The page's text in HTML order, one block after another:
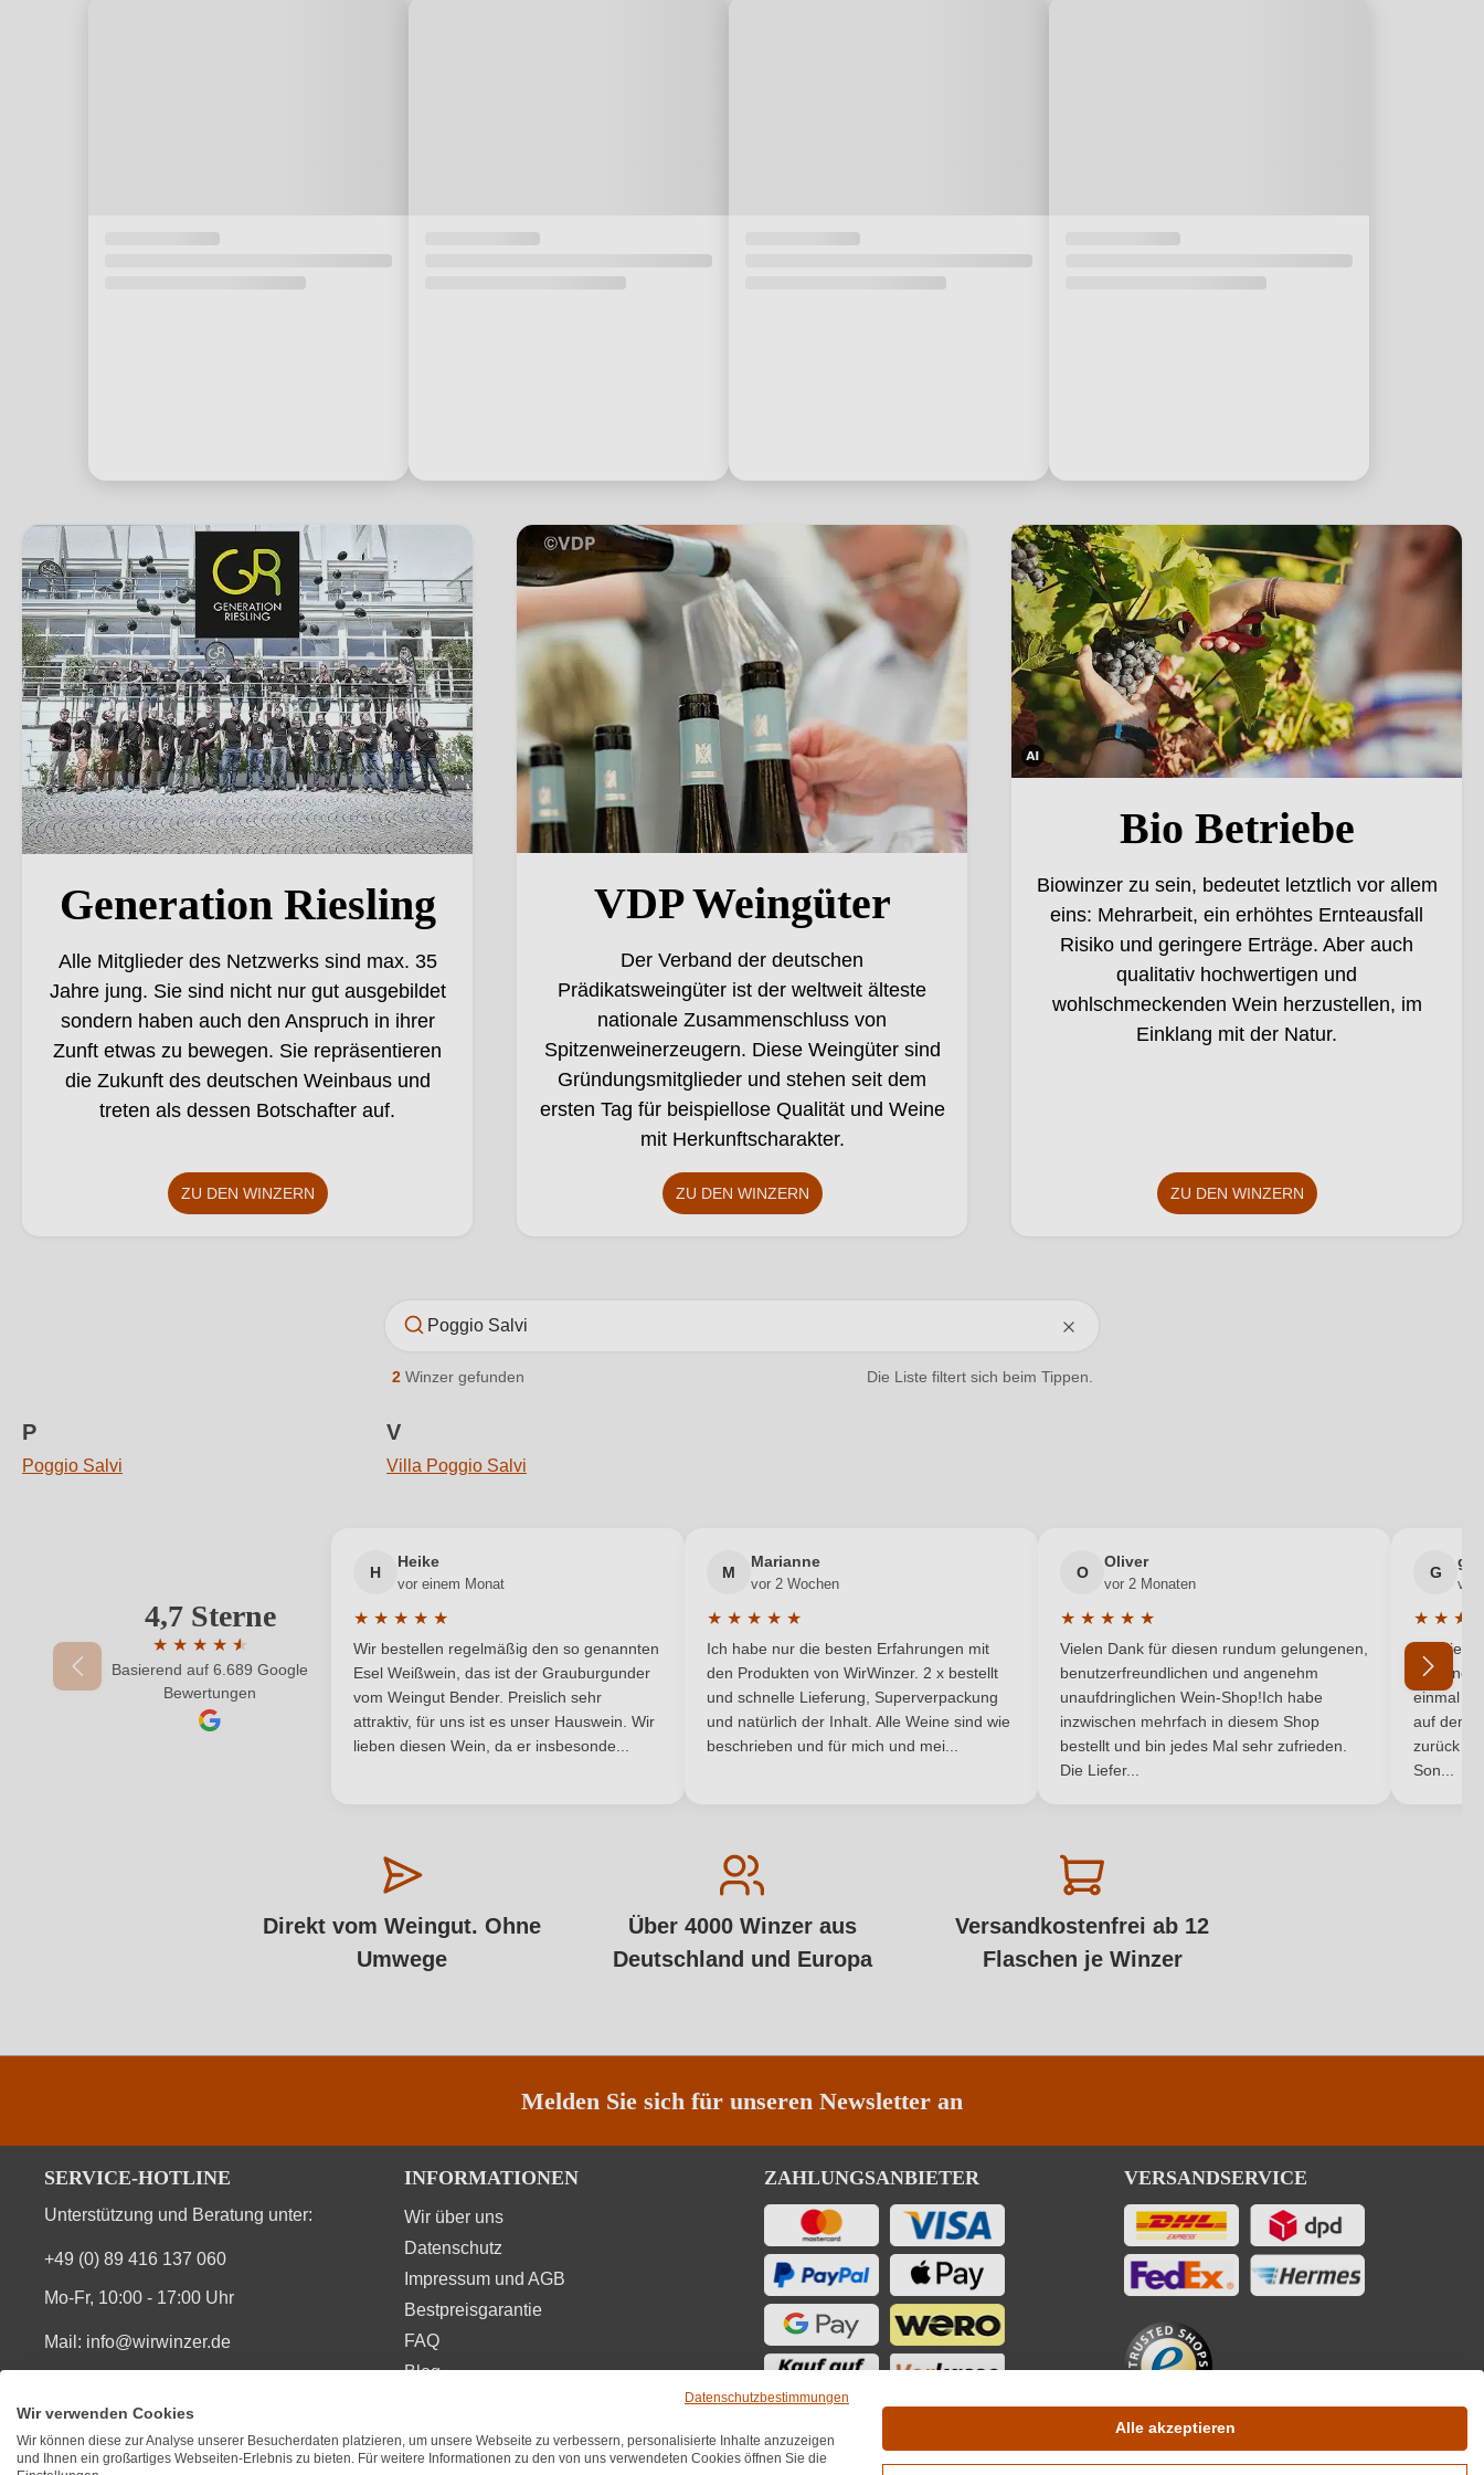
Generation Riesling
Generation Riesling
Alle Mitglieder des Netzwerks sind max. 35
Jahre jung. Sie sind nicht nur gut ausgebildet
sondern haben auch den Anspruch in ihrer
Zunft etwas zu bewegen. Sie repräsentieren
die Zukunft des deutschen Weinbaus und
treten als dessen Botschafter auf.
ZU DEN WINZERN
VDP Weingüter
VDP Weingüter
Der Verband der deutschen
Prädikatsweingüter ist der weltweit älteste
nationale Zusammenschluss von
Spitzenweinerzeugern. Diese Weingüter sind
Gründungsmitglieder und stehen seit dem
ersten Tag für beispiellose Qualität und Weine
mit Herkunftscharakter.
ZU DEN WINZERN
Bio Betriebe. Dieses Bild wurde mithilfe von KI verändert.
Bio Betriebe
Biowinzer zu sein, bedeutet letztlich vor allem
eins: Mehrarbeit, ein erhöhtes Ernteausfall
Risiko und geringere Erträge. Aber auch
qualitativ hochwertigen und
wohlschmeckenden Wein herzustellen, im
Einklang mit der Natur.
ZU DEN WINZERN
2Winzer gefunden Die Liste filtert sich beim Tippen.
P
Poggio Salvi
V
Villa Poggio Salvi
4,7 Sterne
★ ★ ★ ★ ★
★
Durchschnittliche Bewertung von 4.7 von 5 Sternen
Basierend auf 6.689 Google
Bewertungen
H
Heike
vor einem Monat
★ ★ ★ ★ ★
Durchschnittliche Bewertung von 5 von 5 Sternen
Wir bestellen regelmäßig den so genannten
Esel Weißwein, das ist der Grauburgunder
vom Weingut Bender. Preislich sehr
attraktiv, für uns ist es unser Hauswein. Wir
lieben diesen Wein, da er insbesonde...
M
Marianne
vor 2 Wochen
★ ★ ★ ★ ★
Durchschnittliche Bewertung von 5 von 5 Sternen
Ich habe nur die besten Erfahrungen mit
den Produkten von WirWinzer. 2 x bestellt
und schnelle Lieferung, Superverpackung
und natürlich der Inhalt. Alle Weine sind wie
beschrieben und für mich und mei...
O
Oliver
vor 2 Monaten
★ ★ ★ ★ ★
Durchschnittliche Bewertung von 5 von 5 Sternen
Vielen Dank für diesen rundum gelungenen,
benutzerfreundlichen und angenehm
unaufdringlichen Wein-Shop!Ich habe
inzwischen mehrfach in diesem Shop
bestellt und bin jedes Mal sehr zufrieden.
Die Liefer...
G
vor
★ ★ ★
Die
hat eine
einmal
auf dem
zurück
Son...
Direkt vom Weingut. Ohne
Umwege
Über 4000 Winzer aus
Deutschland und Europa
Versandkostenfrei ab 12
Flaschen je Winzer
Melden Sie sich für unseren Newsletter an
SERVICE-HOTLINE
Unterstützung und Beratung unter:
+49 (0) 89 416 137 060
Mo-Fr, 10:00 - 17:00 Uhr
Mail: info@wirwinzer.de
INFORMATIONEN
Wir über uns
Datenschutz
Impressum und AGB
Bestpreisgarantie
FAQ
Blog
ZAHLUNGSANBIETER VERSANDSERVICE
SIE FINDEN UNS AUCH AUF BEWERTUNGEN
Datenschutzbestimmungen
Wir verwenden Cookies
Wir können diese zur Analyse unserer Besucherdaten platzieren, um unsere Webseite zu verbessern, personalisierte Inhalte anzuzeigen
und Ihnen ein großartiges Webseiten-Erlebnis zu bieten. Für weitere Informationen zu den von uns verwendeten Cookies öffnen Sie die
Alle akzeptieren